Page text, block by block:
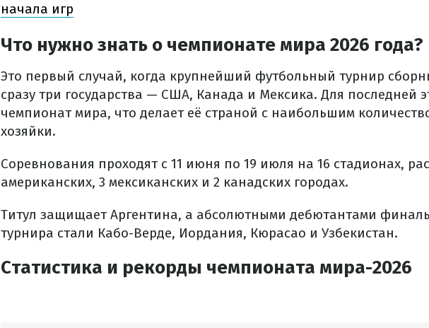
начала игр
Что нужно знать о чемпионате мира 2026 года?
Это первый случай, когда крупнейший футбольный турнир
сразу три государства — США, Канада и Мексика. Для последней
чемпионат мира, что делает её страной с наибольшим
хозяйки.
Соревнования проходят с 11 июня по 19 июля на 16 стадионах,
американских, 3 мексиканских и 2 канадских городах.
Титул защищает Аргентина, а абсолютными дебютантами
турнира стали Кабо-Верде, Иордания, Кюрасао и Узбекистан.
Статистика и рекорды чемпионата мира-2026